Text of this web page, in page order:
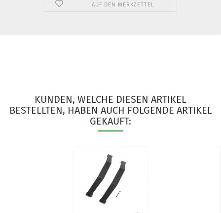
AUF DEN MERKZETTEL
KUNDEN, WELCHE DIESEN ARTIKEL
BESTELLTEN, HABEN AUCH FOLGENDE ARTIKEL
GEKAUFT: